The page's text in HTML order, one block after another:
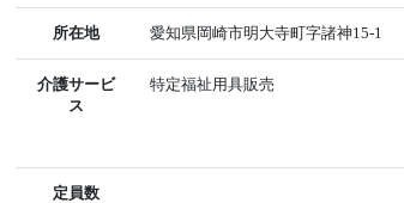
所在地 愛知県岡崎市明大寺町字諸神15-1
介護サービ
ス
特定福祉用具販売
定員数